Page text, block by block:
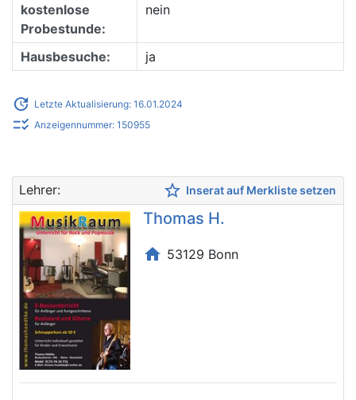
kostenlose
Probestunde:
nein
Hausbesuche: ja
update Letzte Aktualisierung: 16.01.2024
checklist_rtl Anzeigennummer: 150955
Lehrer: star_border Inserat auf Merkliste setzen
Thomas H.
home 53129 Bonn